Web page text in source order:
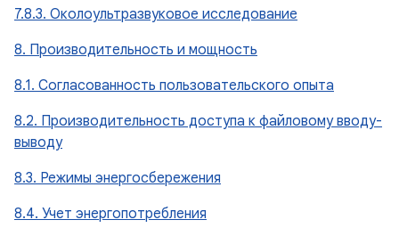
7.8.3. Околоультразвуковое исследование
8. Производительность и мощность
8.1. Согласованность пользовательского опыта
8.2. Производительность доступа к файловому вводу-
выводу
8.3. Режимы энергосбережения
8.4. Учет энергопотребления